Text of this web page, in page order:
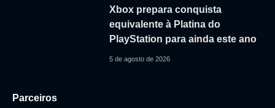
Xbox prepara conquista
equivalente à Platina do
PlayStation para ainda este ano
5 de agosto de 2026
Parceiros